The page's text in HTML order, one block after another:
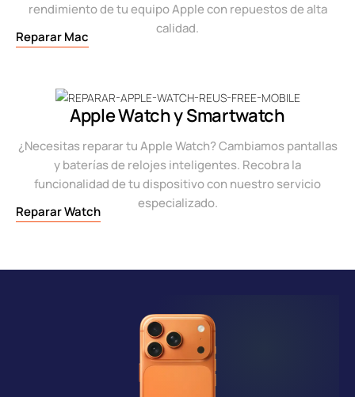
rendimiento de tu equipo Apple con repuestos de alta
calidad.
Reparar Mac
Apple Watch y Smartwatch
¿Necesitas reparar tu Apple Watch? Cambiamos pantallas
y baterías de relojes inteligentes. Recobra la
funcionalidad de tu dispositivo con nuestro servicio
especializado.
Reparar Watch